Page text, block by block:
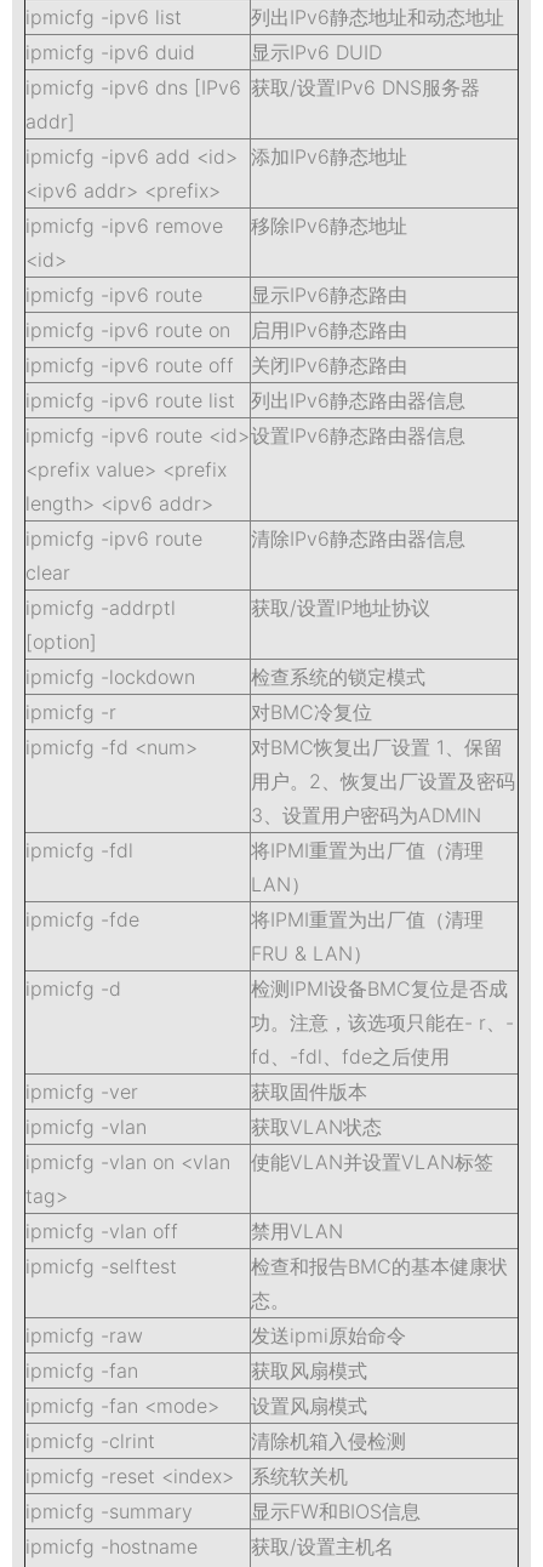
ipmicfg -ipv6 list
列出IPv6静态地址和动态地址
ipmicfg -ipv6 duid
显示IPv6 DUID
ipmicfg -ipv6 dns [IPv6
addr]
获取/设置IPv6 DNS服务器
ipmicfg -ipv6 add <id>
<ipv6 addr> <prefix>
添加IPv6静态地址
ipmicfg -ipv6 remove
<id>
移除IPv6静态地址
ipmicfg -ipv6 route
显示IPv6静态路由
ipmicfg -ipv6 route on
启用IPv6静态路由
ipmicfg -ipv6 route off
关闭IPv6静态路由
ipmicfg -ipv6 route list
列出IPv6静态路由器信息
ipmicfg -ipv6 route <id>
<prefix value> <prefix
length> <ipv6 addr>
设置IPv6静态路由器信息
ipmicfg -ipv6 route
clear
清除IPv6静态路由器信息
ipmicfg -addrptl
[option]
获取/设置IP地址协议
ipmicfg -lockdown
检查系统的锁定模式
ipmicfg -r
对BMC冷复位
ipmicfg -fd <num>
对BMC恢复出厂设置 1、保留
用户。2、恢复出厂设置及密码
3、设置用户密码为ADMIN
ipmicfg -fdl
将IPMI重置为出厂值（清理
LAN）
ipmicfg -fde
将IPMI重置为出厂值（清理
FRU & LAN）
ipmicfg -d
检测IPMI设备BMC复位是否成
功。注意，该选项只能在- r、-
fd、-fdl、fde之后使用
ipmicfg -ver
获取固件版本
ipmicfg -vlan
获取VLAN状态
ipmicfg -vlan on <vlan
tag>
使能VLAN并设置VLAN标签
ipmicfg -vlan off
禁用VLAN
ipmicfg -selftest
检查和报告BMC的基本健康状
态。
ipmicfg -raw
发送ipmi原始命令
ipmicfg -fan
获取风扇模式
ipmicfg -fan <mode>
设置风扇模式
ipmicfg -clrint
清除机箱入侵检测
ipmicfg -reset <index>
系统软关机
ipmicfg -summary
显示FW和BIOS信息
ipmicfg -hostname
获取/设置主机名